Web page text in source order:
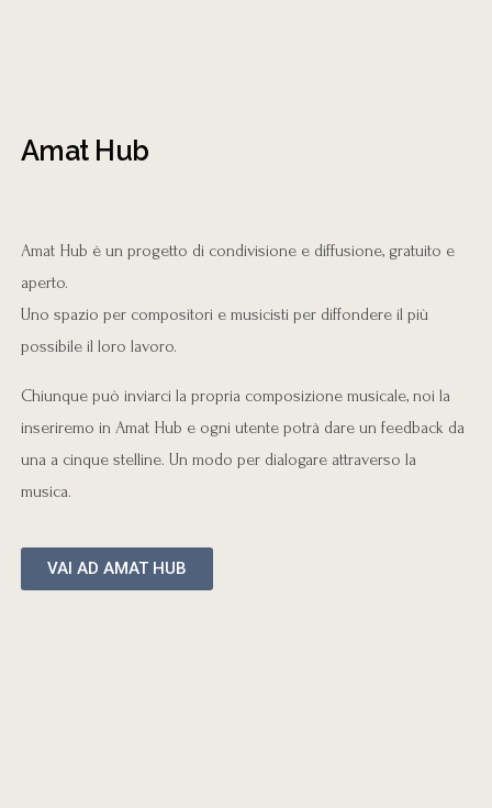
Amat Hub
Amat Hub è un progetto di condivisione e diffusione, gratuito e
aperto.
Uno spazio per compositori e musicisti per diffondere il più
possibile il loro lavoro.
Chiunque può inviarci la propria composizione musicale, noi la
inseriremo in Amat Hub e ogni utente potrà dare un feedback da
una a cinque stelline. Un modo per dialogare attraverso la
musica.
VAI AD AMAT HUB